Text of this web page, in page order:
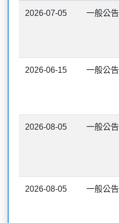
2026-07-05 一般公告
2026-06-15 一般公告
2026-08-05 一般公告
2026-08-05 一般公告